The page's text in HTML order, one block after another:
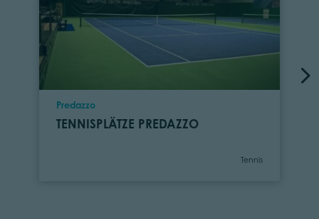
Ort
Predazzo
TENNISPLÄTZE PREDAZZO
Kategorie
Tennis